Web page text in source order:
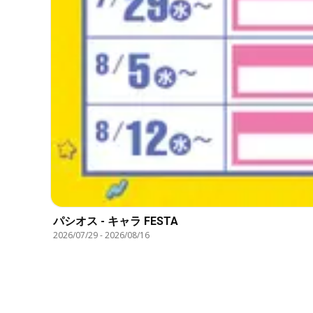
パシオス - キャラ FESTA
2026/07/29-2026/08/16